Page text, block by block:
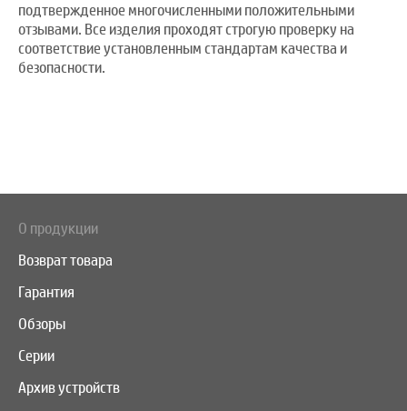
подтвержденное многочисленными положительными
отзывами. Все изделия проходят строгую проверку на
соответствие установленным стандартам качества и
безопасности.
О продукции
Возврат товара
Гарантия
Обзоры
Серии
Архив устройств